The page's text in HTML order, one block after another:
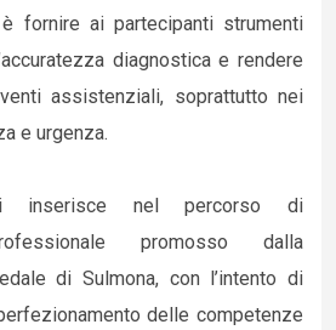
è fornire ai partecipanti strumenti
diagnostica e rendere
assistenziali, soprattutto nei
e urgenza.
si inserisce nel percorso di
promosso dalla
di Sulmona, con l’intento di
delle competenze